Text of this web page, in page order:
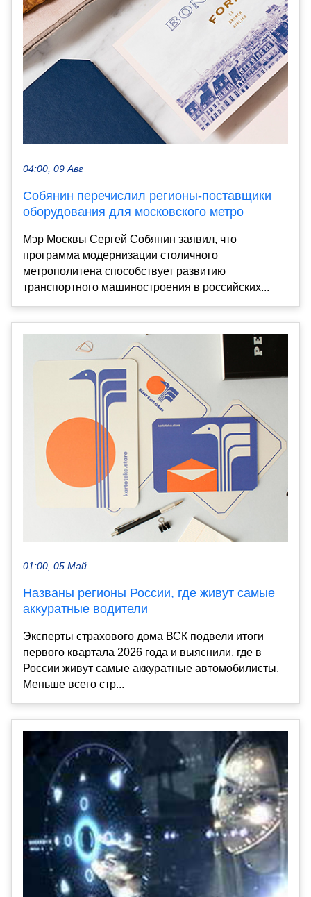
04:00, 09 Авг
Собянин перечислил регионы-поставщики
оборудования для московского метро
Мэр Москвы Сергей Собянин заявил, что
программа модернизации столичного
метрополитена способствует развитию
транспортного машиностроения в российских...
01:00, 05 Май
Названы регионы России, где живут самые
аккуратные водители
Эксперты страхового дома ВСК подвели итоги
первого квартала 2026 года и выяснили, где в
России живут самые аккуратные автомобилисты.
Меньше всего стр...